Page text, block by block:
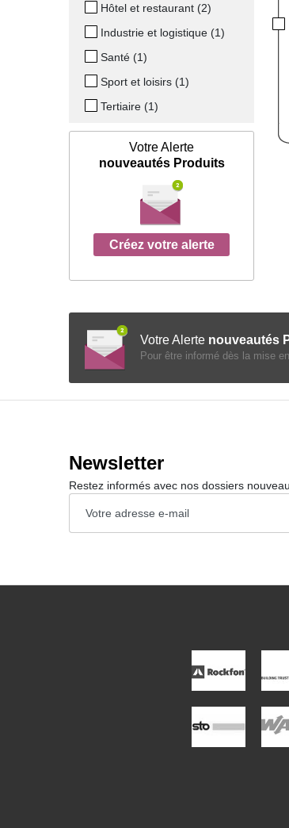
Hôtel et restaurant (2)
Industrie et logistique (1)
Santé (1)
Sport et loisirs (1)
Tertiaire (1)
Votre Alerte
nouveautés Produits
Créez votre alerte
Votre Alerte nouveautés
Pour être informé dès la mise
Newsletter
Restez informés avec nos dossiers